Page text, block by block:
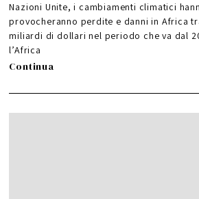
Nazioni Unite, i cambiamenti climatici
provocheranno perdite e danni in Africa
miliardi di dollari nel periodo che va dal
l’Africa
Continua